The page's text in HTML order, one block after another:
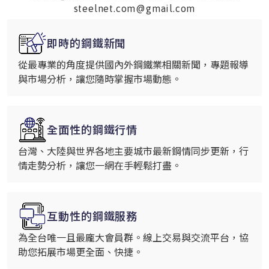
steelnet.com@gmail.com
即時的鋼鐵新聞
從最專業的角度提供國內外鋼鐵業相關新聞，專題報導
與市場分析，讓您隨時掌握市場動態。
全面性的鋼鐵行情
台灣、大陸與世界各地主要城市最新鋼情同步更新，行
情走勢分析，讓您一網在手輕鬆打盡。
互動性的鋼鐵服務
為全台唯一且最龐大會員群。線上交易與交流平台，協
助您拓展市場更全面、快捷。